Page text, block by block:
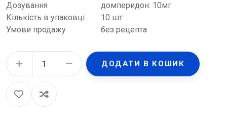
Дозування
домперидон: 10мг
Кількість в упаковці
10 шт
Умови продажу
без рецепта
Мотиліум таблетки, в/плів. обол. по 10 мг №10 quantity
ДОДАТИ В КОШИК